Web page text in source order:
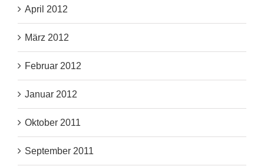
April 2012
März 2012
Februar 2012
Januar 2012
Oktober 2011
September 2011